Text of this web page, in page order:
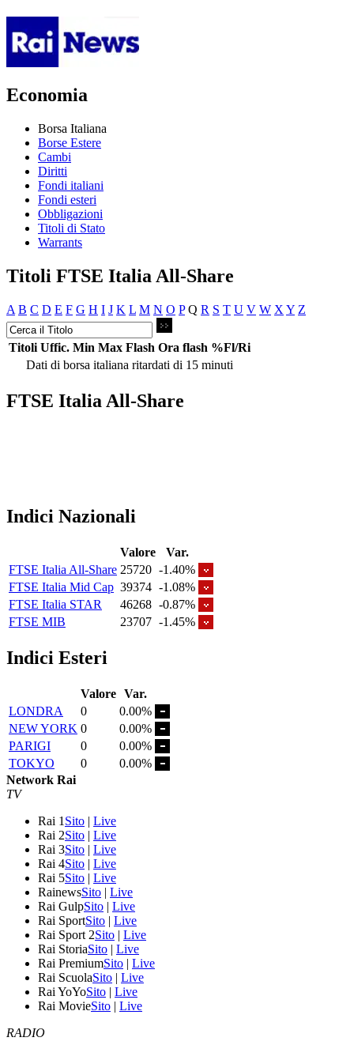
Economia
Borsa Italiana
Borse Estere
Cambi
Diritti
Fondi italiani
Fondi esteri
Obbligazioni
Titoli di Stato
Warrants
Titoli FTSE Italia All-Share
A B C D E F G H I J K L M N O P Q R S T U V W X Y Z
Titoli Uffic. Min Max Flash Ora flash %Fl/Ri
Dati di borsa italiana ritardati di 15 minuti
FTSE Italia All-Share
Indici Nazionali
Valore
Var.
FTSE Italia All-Share 25720 -1.40%
FTSE Italia Mid Cap 39374 -1.08%
FTSE Italia STAR
46268 -0.87%
FTSE MIB
23707 -1.45%
Indici Esteri
Valore Var.
LONDRA
0
0.00%
NEW YORK 0
0.00%
PARIGI
0
0.00%
TOKYO
0
0.00%
Network Rai
TV
Rai 1 Sito | Live
Rai 2Sito | Live
Rai 3Sito | Live
Rai 4Sito | Live
Rai 5Sito | Live
RainewsSito | Live
Rai GulpSito | Live
Rai SportSito | Live
Rai Sport 2Sito | Live
Rai StoriaSito | Live
Rai PremiumSito | Live
Rai ScuolaSito | Live
Rai YoYoSito | Live
Rai MovieSito | Live
RADIO